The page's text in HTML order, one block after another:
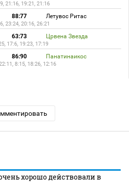
21:16, 19:21, 21:16
88:77 Летувос Ритас
23:24, 20:16, 26:21
63:73 Црвена Звезда
17:6, 19:23, 17:19
86:90 Панатинаикос
8:15, 18:26, 12:16
хорошо действовали в